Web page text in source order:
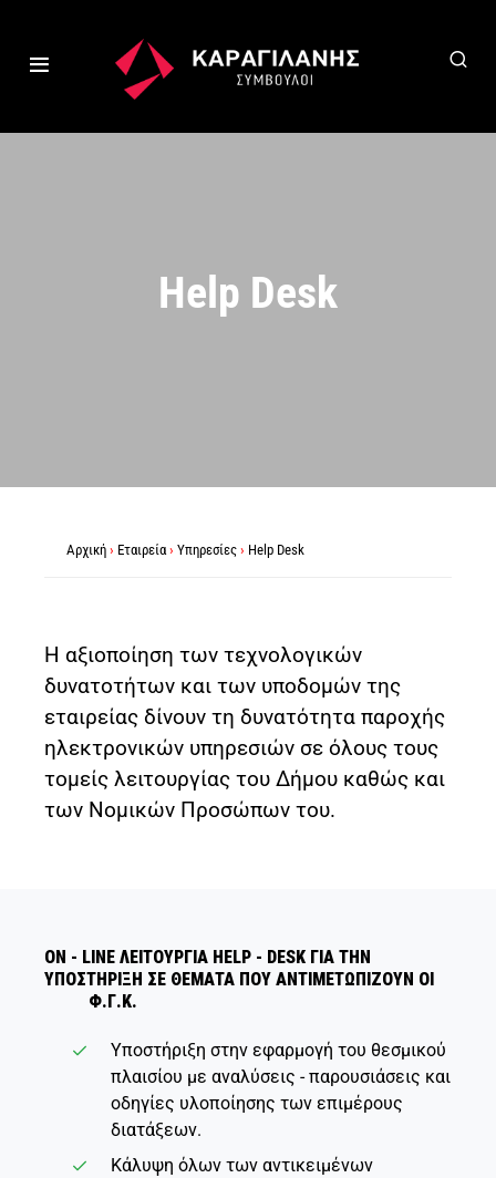
Help Desk
Αρχική › Εταιρεία › Υπηρεσίες › Help Desk
Η αξιοποίηση των τεχνολογικών
δυνατοτήτων και των υποδομών της
εταιρείας δίνουν τη δυνατότητα παροχής
ηλεκτρονικών υπηρεσιών σε όλους τους
τομείς λειτουργίας του Δήμου καθώς και
των Νομικών Προσώπων του.
ΟΝ - LINE ΛΕΙΤΟΥΡΓΙΑ HELP - DESK ΓΙΑ ΤΗΝ
ΥΠΟΣΤΗΡΙΞΗ ΣΕ ΘΕΜΑΤΑ ΠΟΥ ΑΝΤΙΜΕΤΩΠΙΖΟΥΝ ΟΙ
Φ.Γ.Κ.
Υποστήριξη στην εφαρμογή του θεσμικού
πλαισίου με αναλύσεις - παρουσιάσεις και
οδηγίες υλοποίησης των επιμέρους
διατάξεων.
Κάλυψη όλων των αντικειμένων